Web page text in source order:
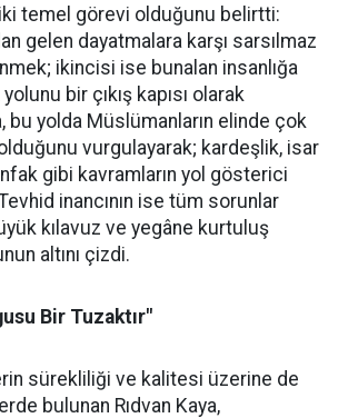
temel görevi olduğunu belirtti:
gelen dayatmalara karşı sarsılmaz
ikincisi ise bunalan insanlığa
yolunu bir çıkış kapısı olarak
bu yolda Müslümanların elinde çok
vurgulayarak; kardeşlik, isar
gibi kavramların yol gösterici
inancının ise tüm sorunlar
kılavuz ve yegâne kurtuluş
altını çizdi.
Bir Tuzaktır"
sürekliliği ve kalitesi üzerine de
bulunan Rıdvan Kaya,